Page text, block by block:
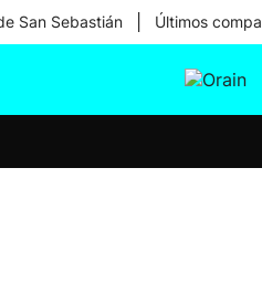
San Sebastián Últimos